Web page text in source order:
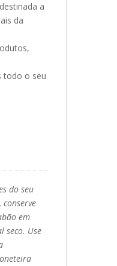
a
da
todo o seu
do seu
conserve
em
seco. Use